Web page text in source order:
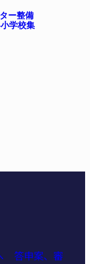
ー整備
学校集
答申案、審